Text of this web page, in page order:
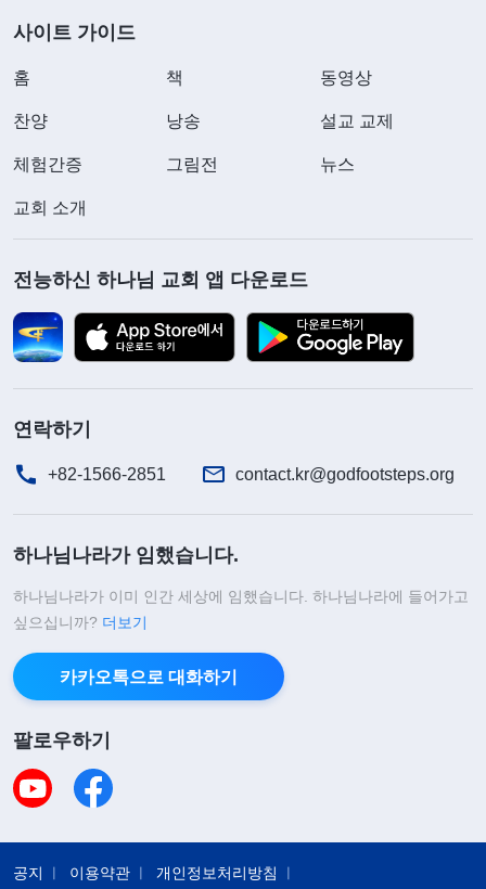
사이트 가이드
홈 책 동영상
찬양 낭송 설교 교제
체험간증 그림전 뉴스
교회 소개
전능하신 하나님 교회 앱 다운로드
연락하기
+82-1566-2851 contact.kr@godfootsteps.org
하나님나라가 임했습니다.
하나님나라가 이미 인간 세상에 임했습니다. 하나님나라에 들어가고
싶으십니까? 더보기
카카오톡으로 대화하기
팔로우하기
공지 이용약관 개인정보처리방침